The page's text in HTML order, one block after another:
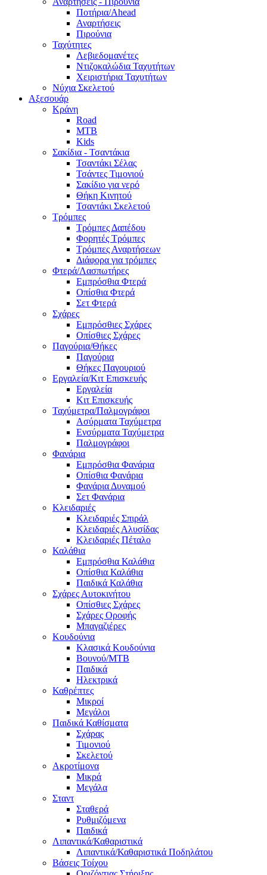
Ποτήρια/Ahead
Αναρτήσεις
Πιρούνια
Ταχύτητες
Λεβιεδομανέτες
Ντιζοκαλώδια Ταχυτήτων
Χειριστήρια Ταχυτήτων
Νύχια Σκελετού
Αξεσουάρ
Κράνη
Road
MTB
Kids
Σακίδια - Τσαντάκια
Τσαντάκι Σέλας
Τσάντες Τιμονιού
Σακίδιο για νερό
Θήκη Κινητού
Τσαντάκι Σκελετού
Τρόμπες
Τρόμπες Δαπέδου
Φορητές Τρόμπες
Τρόμπες Αναρτήσεων
Διάφορα για τρόμπες
Φτερά/Λασπωτήρες
Εμπρόσθια Φτερά
Οπίσθια Φτερά
Σετ Φτερά
Σχάρες
Εμπρόσθιες Σχάρες
Οπίσθιες Σχάρες
Παγούρια/Θήκες
Παγούρια
Θήκες Παγουριού
Εργαλεία/Κιτ Επισκευής
Εργαλεία
Κιτ Επισκευής
Ταχύμετρα/Παλμογράφοι
Ασύρματα Ταχύμετρα
Ενσύρματα Ταχύμετρα
Παλμογράφοι
Φανάρια
Εμπρόσθια Φανάρια
Οπίσθια Φανάρια
Φανάρια Δυναμού
Σετ Φανάρια
Κλειδαριές
Κλειδαριές Σπιράλ
Κλειδαριές Αλυσίδας
Κλειδαριές Πέταλο
Καλάθια
Εμπρόσθια Καλάθια
Οπίσθια Καλάθια
Παιδικά Καλάθια
Σχάρες Αυτοκινήτου
Οπίσθιες Σχάρες
Σχάρες Οροφής
Μπαγαζιέρες
Κουδούνια
Κλασικά Κουδούνια
Βουνού/MTB
Παιδικά
Ηλεκτρικά
Καθρέπτες
Μικροί
Μεγάλοι
Παιδικά Καθίσματα
Σχάρας
Τιμονιού
Σκελετού
Ακροτίμονα
Μικρά
Μεγάλα
Σταντ
Σταθερά
Ρυθμιζόμενα
Παιδικά
Λιπαντικά/Καθαριστικά
Λιπαντικά/Καθαριστικά Ποδηλάτου
Βάσεις Τοίχου